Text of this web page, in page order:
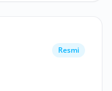
Resmi